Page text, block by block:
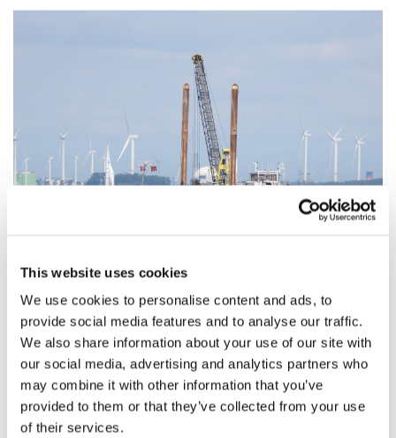
This website uses cookies
We use cookies to personalise content and ads, to
provide social media features and to analyse our traffic.
We also share information about your use of our site with
our social media, advertising and analytics partners who
may combine it with other information that you’ve
provided to them or that they’ve collected from your use
of their services.